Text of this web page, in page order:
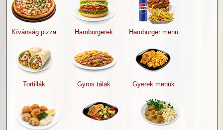
Kívánság pizza Hamburgerek Hamburger menü
Tortillák Gyros tálak Gyerek menük